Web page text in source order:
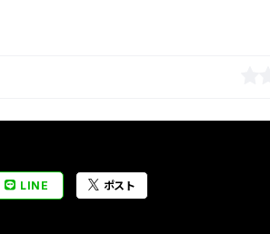
LINE ポスト